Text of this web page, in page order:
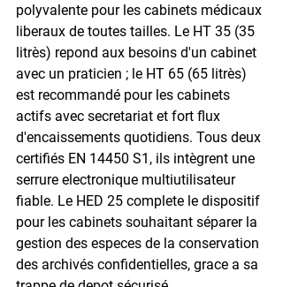
polyvalente pour les cabinets médicaux
liberaux de toutes tailles. Le HT 35 (35
litrès) repond aux besoins d'un cabinet
avec un praticien ; le HT 65 (65 litrès)
est recommandé pour les cabinets
actifs avec secretariat et fort flux
d'encaissements quotidiens. Tous deux
certifiés EN 14450 S1, ils intègrent une
serrure electronique multiutilisateur
fiable. Le HED 25 complete le dispositif
pour les cabinets souhaitant séparer la
gestion des especes de la conservation
des archivés confidentielles, grace a sa